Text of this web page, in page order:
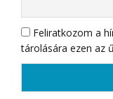
Feliratkozom a
tárolására ezen az